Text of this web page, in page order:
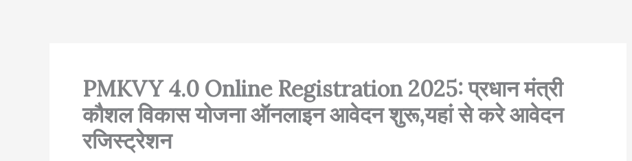
PMKVY 4.0 Online Registration 2025: प्रधान मंत्री
कौशल विकास योजना ऑनलाइन आवेदन शुरू,यहां से करे आवेदन
रजिस्ट्रेशन